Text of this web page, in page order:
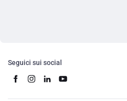
Seguici sui social